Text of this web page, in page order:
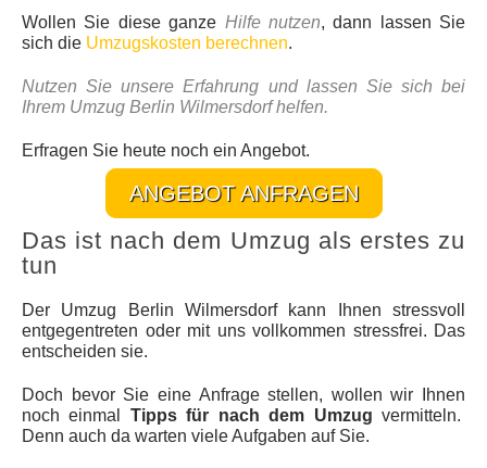
Wollen Sie diese ganze Hilfe nutzen, dann lassen Sie
sich die Umzugskosten berechnen.
Nutzen Sie unsere Erfahrung und lassen Sie sich bei
Ihrem Umzug Berlin Wilmersdorf helfen.
Erfragen Sie heute noch ein Angebot.
ANGEBOT ANFRAGEN
Das ist nach dem Umzug als erstes zu
tun
Der Umzug Berlin Wilmersdorf kann Ihnen stressvoll
entgegentreten oder mit uns vollkommen stressfrei. Das
entscheiden sie.
Doch bevor Sie eine Anfrage stellen, wollen wir Ihnen
noch einmal Tipps für nach dem Umzug vermitteln.
Denn auch da warten viele Aufgaben auf Sie.